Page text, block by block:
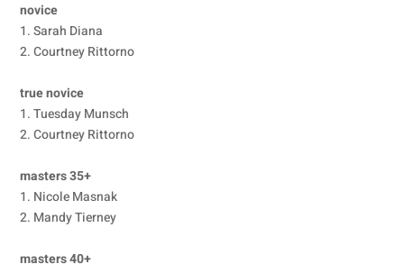
novice
1. Sarah Diana
2. Courtney Rittorno
true novice
1. Tuesday Munsch
2. Courtney Rittorno
masters 35+
1. Nicole Masnak
2. Mandy Tierney
masters 40+